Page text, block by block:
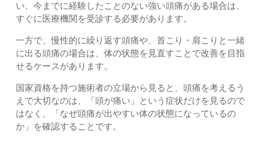
い、今までに経験したことのない強い頭痛がある場合は、
すぐに医療機関を受診する必要があります。
一方で、慢性的に繰り返す頭痛や、首こり・肩こりと一緒
に出る頭痛の場合は、体の状態を見直すことで改善を目指
せるケースがあります。
国家資格を持つ施術者の立場から見ると、頭痛を考えるう
えで大切なのは、「頭が痛い」という症状だけを見るので
はなく、「なぜ頭痛が出やすい体の状態になっているの
か」を確認することです。